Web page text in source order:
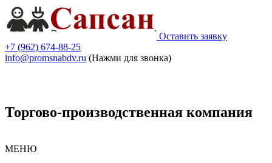
Оставить заявку
+7 (962) 674-88-25
info@promsnabdv.ru (Нажми для звонка)
Торгово-производственная компания
МЕНЮ